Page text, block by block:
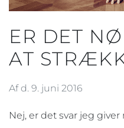
ER DET
AT
Af d. 9. juni 2016
Nej, er det svar jeg